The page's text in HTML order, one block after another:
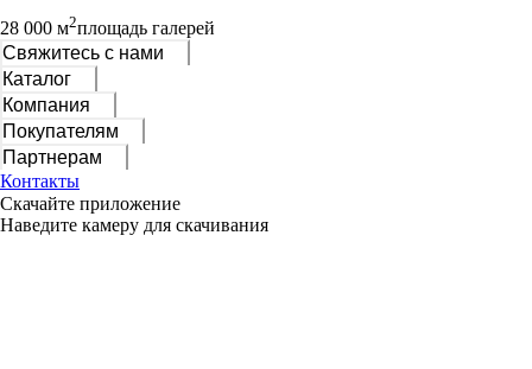
28 000 м2площадь галерей
Свяжитесь с нами
Каталог
Компания
Покупателям
Партнерам
Контакты
Скачайте приложение
Наведите камеру для скачивания